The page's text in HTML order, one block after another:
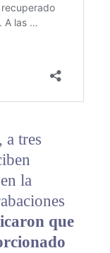
a tres
la
que